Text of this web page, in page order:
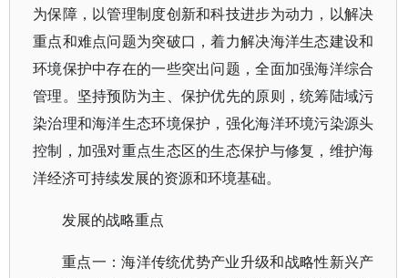
为保障，以管理制度创新和科技进步为动力，以解决
重点和难点问题为突破口，着力解决海洋生态建设和
环境保护中存在的一些突出问题，全面加强海洋综合
管理。坚持预防为主、保护优先的原则，统筹陆域污
染治理和海洋生态环境保护，强化海洋环境污染源头
控制，加强对重点生态区的生态保护与修复，维护海
洋经济可持续发展的资源和环境基础。
发展的战略重点
重点一：海洋传统优势产业升级和战略性新兴产